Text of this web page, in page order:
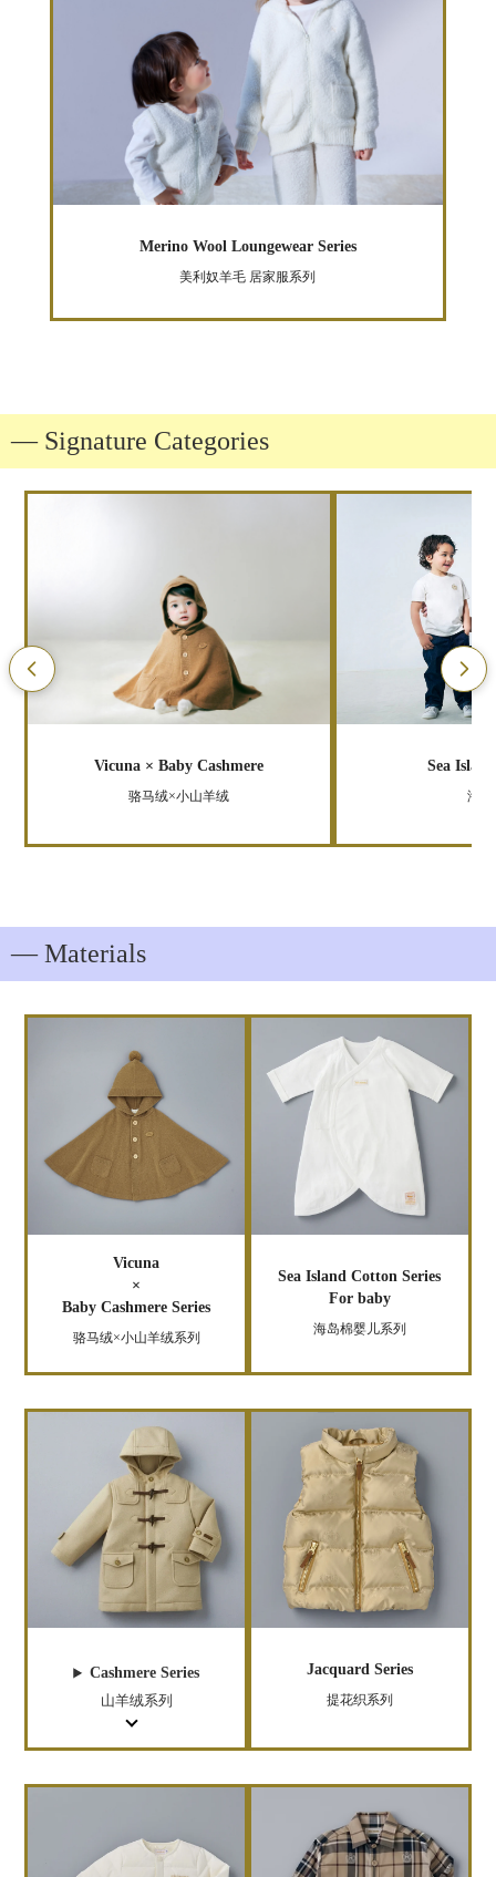
Merino Wool Loungewear Series
美利奴羊毛 居家服系列
― Signature Categories
Vicuna × Baby Cashmere
骆马绒×小山羊绒
Sea
海岛
― Materials
Vicuna
×
Baby Cashmere Series
骆马绒×小山羊绒系列
Sea Island Cotton Series
For baby
海岛棉婴儿系列
Cashmere Series
山羊绒系列
Jacquard Series
提花织系列